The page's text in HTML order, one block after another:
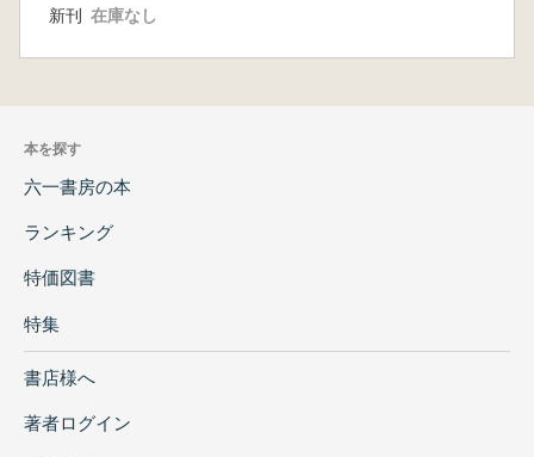
新刊 在庫なし
本を探す
六一書房の本
ランキング
特価図書
特集
書店様へ
著者ログイン